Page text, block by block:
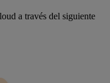
a través del siguiente